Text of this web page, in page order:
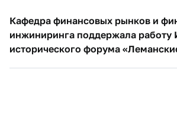
Кафедра финансовых рынков и
инжиниринга поддержала работу
исторического форума